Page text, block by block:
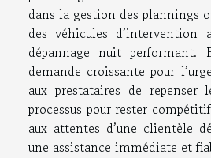
dans la gestion des plannings
des véhicules
dépannage nuit performant.
demande croissante pour
aux prestataires de repenser
processus pour rester
aux attentes d’une clientèle
une assistance immédiate et